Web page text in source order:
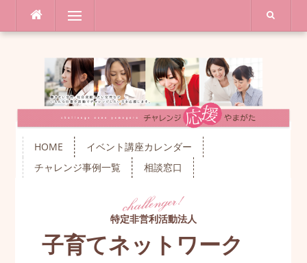
テ
メニュー
HOME
イベント講座カレンダー
チャレンジ事例一覧
相談窓口
特定非営利活動法人
子育てネットワーク